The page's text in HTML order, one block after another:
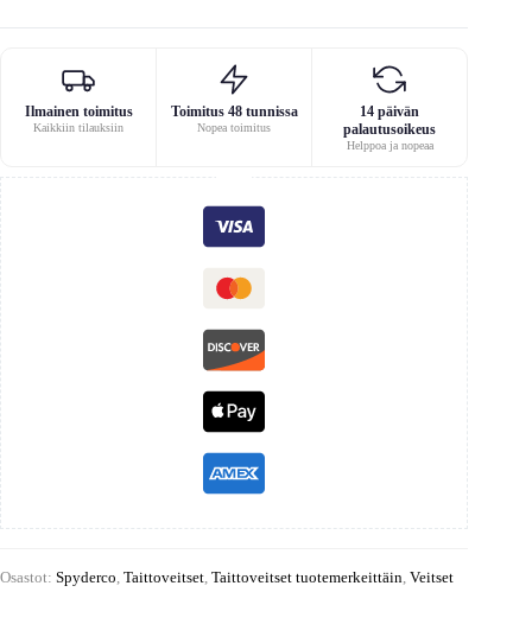
Ilmainen toimitus
Kaikkiin tilauksiin
Toimitus 48 tunnissa
Nopea toimitus
14 päivän
palautusoikeus
Helppoa ja nopeaa
Osastot: Spyderco, Taittoveitset, Taittoveitset tuotemerkeittäin, Veitset